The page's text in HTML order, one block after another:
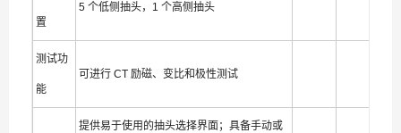
置
5 个低侧抽头，1 个高侧抽头
测试功
能
可进行 CT 励磁、变比和极性测试
提供易于使用的抽头选择界面；具备手动或